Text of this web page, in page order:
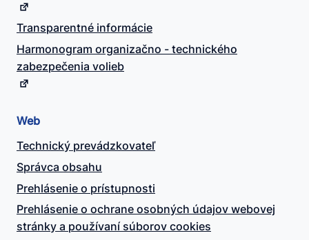
Transparentné informácie
Harmonogram organizačno - technického
zabezpečenia volieb
Web
Technický prevádzkovateľ
Správca obsahu
Prehlásenie o prístupnosti
Prehlásenie o ochrane osobných údajov webovej
stránky a používaní súborov cookies